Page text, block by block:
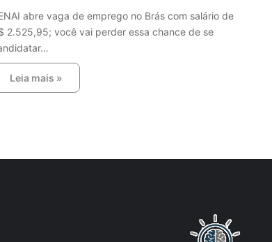
abre vaga de emprego no Brás com salário de
2.525,95; você vai perder essa chance de se
Leia mais »